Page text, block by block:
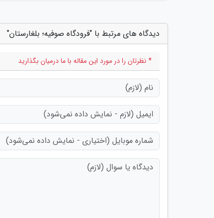
دیدگاه های مرتبط با "فرودگاه صوفیه؛ بلغارستان"
* نظرتان را در مورد این مقاله با ما درمیان بگذارید